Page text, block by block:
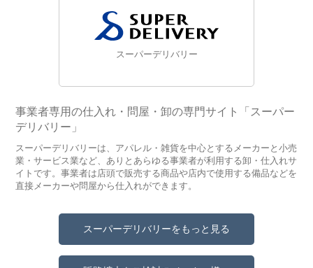
スーパーデリバリー
事業者専用の仕入れ・問屋・卸の専門サイト「スーパー
デリバリー」
スーパーデリバリーは、アパレル・雑貨を中心とするメーカーと小売
業・サービス業など、ありとあらゆる事業者が利用する卸・仕入れサ
イトです。事業者は店頭で販売する商品や店内で使用する備品などを
直接メーカーや問屋から仕入れができます。
スーパーデリバリーをもっと見る